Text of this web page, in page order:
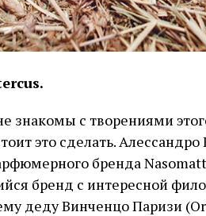
знакомы с творениями
это сделать.
бренда
бренд с интересной
деду Винченцо Паризи